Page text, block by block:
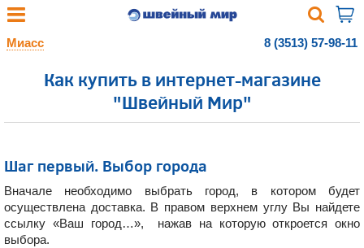
Миасс 8 (3513) 57-98-11
Как купить в интернет-магазине
"Швейный Мир"
Шаг первый. Выбор города
Вначале необходимо выбрать город, в котором будет
осуществлена доставка. В правом верхнем углу Вы найдете
ссылку «Ваш город…», нажав на которую откроется окно
выбора.